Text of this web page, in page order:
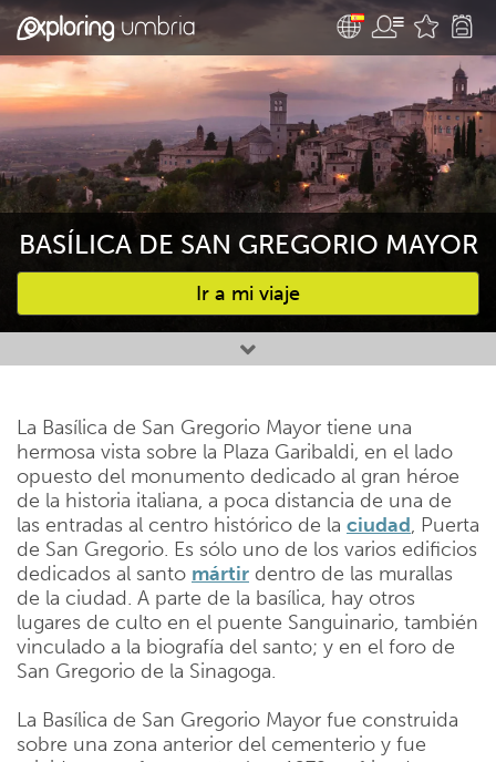
BASÍLICA DE SAN GREGORIO MAYOR
Ir a mi viaje
Favourites
La Basílica de San Gregorio Mayor tiene una
hermosa vista sobre la Plaza Garibaldi, en el lado
opuesto del monumento dedicado al gran héroe
de la historia italiana, a poca distancia de una de
las entradas al centro histórico de la ciudad, Puerta
de San Gregorio. Es sólo uno de los varios edificios
dedicados al santo mártir dentro de las murallas
de la ciudad. A parte de la basílica, hay otros
lugares de culto en el puente Sanguinario, también
vinculado a la biografía del santo; y en el foro de
San Gregorio de la Sinagoga.
La Basílica de San Gregorio Mayor fue construida
sobre una zona anterior del cementerio y fue